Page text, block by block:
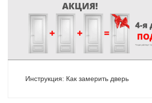
Инструкция: Как замерить дверь